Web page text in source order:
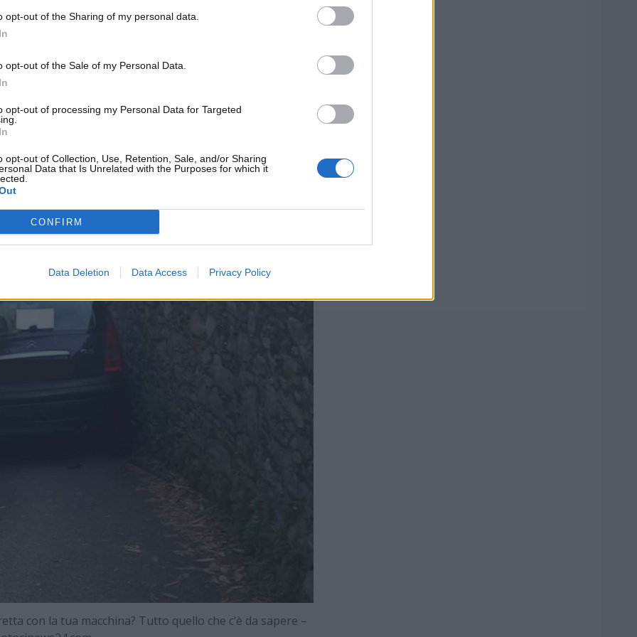
opt-out of the Sharing of my personal data.
opt-out of the Sale of my Personal Data.
opt-out of processing my Personal Data for Targeted
opt-out of Collection, Use, Retention, Sale, and/or Sharing
Data that Is Unrelated with the Purposes for which it
CONFIRM
Data Deletion Data Access Privacy Policy
apportare danni e graffi alla propria auto
manovra semplice e alla portata di tutti. Come regolarsi
incastrati in una strada stretta? Ecco
no? La spiegazione
un
essere coperta da una assicurazione RC auto.
dello stesso conducente. Ma vale per tutte le
con la tua macchina? Tutto quello che c’è da sapere –